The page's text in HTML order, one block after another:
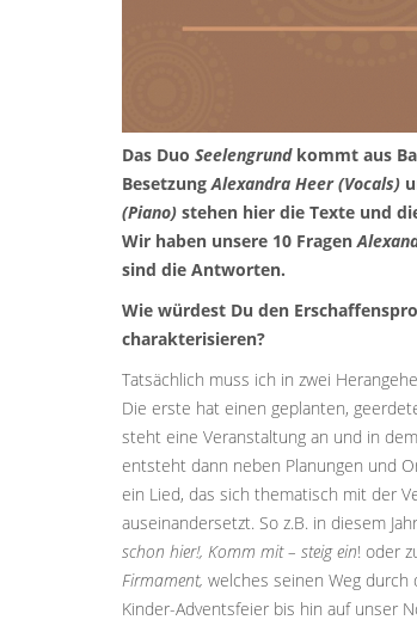
Das Duo Seelengrundkommt aus
BesetzungAlexandra Heer (Vocals)
(Piano) stehen hier die Texte und
Wir haben unsere 10 Fragen
sind die Antworten.
Wie würdest Du den
charakterisieren?
Tatsächlich muss ich in zwei
Die erste hat einen geplanten,
steht eine Veranstaltung an und in
entsteht dann neben Planungen und
ein Lied, das sich thematisch mit der
auseinandersetzt. So z.B. in diesem Jahr
schon hier!, Komm mit – steig ein! oder
Firmament, welches seinen Weg
Kinder-Adventsfeier bis hin auf unser